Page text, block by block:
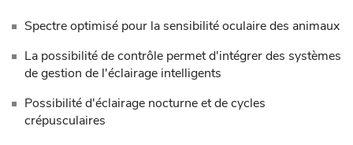
Spectre optimisé pour la sensibilité oculaire des animaux
La possibilité de contrôle permet d'intégrer des systèmes
de gestion de l'éclairage intelligents
Possibilité d'éclairage nocturne et de cycles
crépusculaires